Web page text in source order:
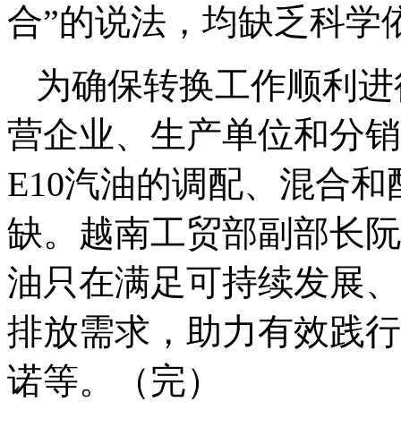
合”的说法，均缺乏科学
为确保转换工作顺利
营企业、生产单位和分
E10汽油的调配、混合
缺。越南工贸部副部长
油只在满足可持续发展
排放需求，助力有效践
诺等。（完）